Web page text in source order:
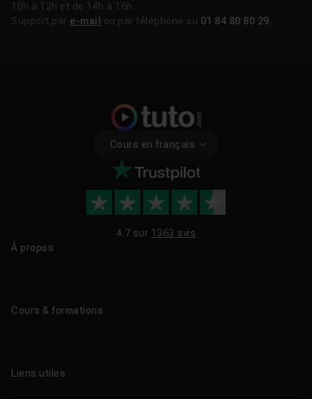
10h à 12h et de 14h à 16h.
Support par e-mail ou par téléphone au 01 84 80 80 29
Cours en français
4.7 sur 1363 avis
À propos
Cours & formations
Formations certifiantes
Liens utiles